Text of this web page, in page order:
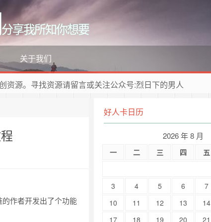
分享我所知你想要
关于我们
资源。寻找资源请留言或关注公众号:烈日下的男人
作者开发出了个功能
好人卡日历
2026 年 8 月
一 二 三 四 五
3
4 5 6 7
10
11 12 13 14
17
18 19 20 21